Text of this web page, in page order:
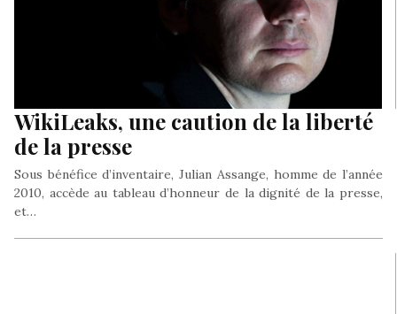
WikiLeaks, une caution de la liberté
de la presse
Sous bénéfice d’inventaire, Julian Assange, homme de l’année
2010, accède au tableau d’honneur de la dignité de la presse,
et…